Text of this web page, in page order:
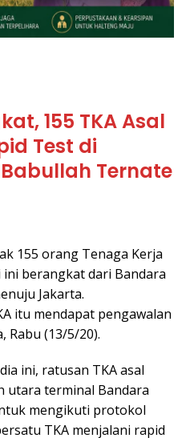
155 TKA Asal
Test di
Ternate
155 orang Tenaga Kerja
ini berangkat dari Bandara
Jakarta.
itu mendapat pengawalan
Rabu (13/5/20).
ini, ratusan TKA asal
utara terminal Bandara
mengikuti protokol
TKA menjalani rapid